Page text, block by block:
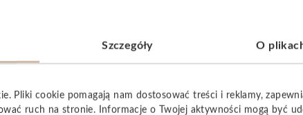
już wpływu na Twoją podłogę. Wybierając
Szczegóły O
Pliki cookie pomagają nam dostosować treści i reklamy,
ruch na stronie. Informacje o Twojej aktywności mogą być